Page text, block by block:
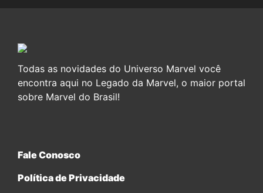
Todas as novidades do Universo Marvel você
encontra aqui no Legado da Marvel, o maior portal
sobre Marvel do Brasil!
Fale Conosco
Política de Privacidade